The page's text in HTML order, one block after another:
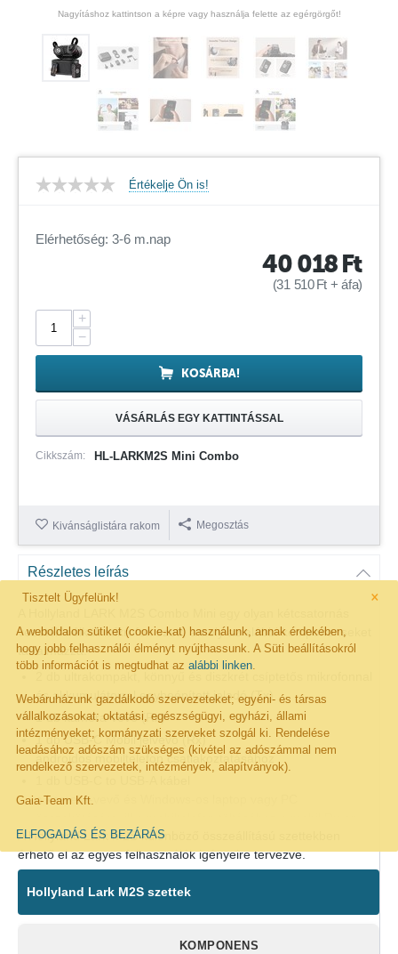
×
Tisztelt Ügyfelünk!
A weboldalon sütiket (cookie-kat) használunk, annak érdekében,
hogy jobb felhasználói élményt nyújthassunk. A Süti beállításokról
több információt is megtudhat az alábbi linken
Webáruházunk gazdálkodó szervezeteket; egyéni- és társas
vállalkozásokat; oktatási, egészségügyi, egyházi, állami
intézményeket; kormányzati szerveket szolgál ki. Rendelése
leadásához adószám szükséges (kivétel az adószámmal nem
rendelkező szervezetek, intézmények, alapítványok).
Gaia-Team Kft.
ELFOGADÁS ÉS BEZÁRÁS
Nagyításhoz kattintson a képre vagy használja felette az egérgörgőt!
Értékelje Ön is!
Elérhetőség: 3-6 m.nap
40 018Ft
(31 510Ft + áfa)
+
−
KOSÁRBA!
VÁSÁRLÁS EGY KATTINTÁSSAL
Cikkszám: HL-LARKM2S Mini Combo
Kivánságlistára rakom Megosztás
Részletes leírás
vezeték nélküli mikrofon szett, amely az alábbi komponenseket
tartalmazza:
2 db ultrakompakt, könnyű és diszkrét csíptetős mikrofonnal
és akkumulátorral egybeépített jeladó (Tx)
1 db kamera-vevő (Rx)
1 db USB-C Mobil jelvevő (Rx)
androidos mobiltelefon csatlakoztatásához
a kamera-vevő és Windows-os laptop vagy PC
keresztül
1 db 3,5mm TRS to 3,5mm TRS spirál kábel
összekötésére
1 db nagy kapacitású akkumulátorral egybeépített töltő-tok
A Hollyland Lark M2S különböző összeállítású szettekben
érhető el az egyes felhasználók igényeire tervezve.
Hollyland Lark M2S szettek
KOMPONENS